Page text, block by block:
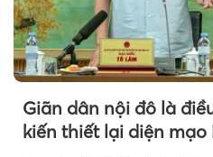
Giãn dân nội đô là
kiến thiết lại diện mạo